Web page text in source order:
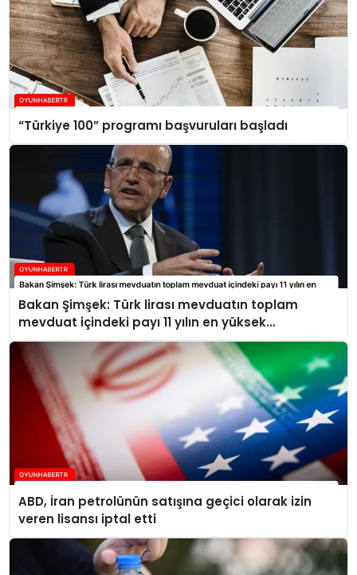
“Türkiye 100” programı başvuruları başladı
Bakan Şimşek: Türk lirası mevduatın toplam
mevduat içindeki payı 11 yılın en yüksek
seviyelerine ulaştı
ABD, İran petrolünün satışına geçici olarak izin
veren lisansı iptal etti